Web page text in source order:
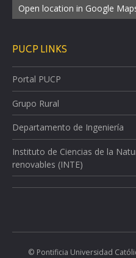
Open location in Google
PUCP LINKS
Portal PUCP
Grupo Rural
Departamento de Ingeniería
Instituto de Ciencias de la
renovables (INTE)
© Pontificia Universidad